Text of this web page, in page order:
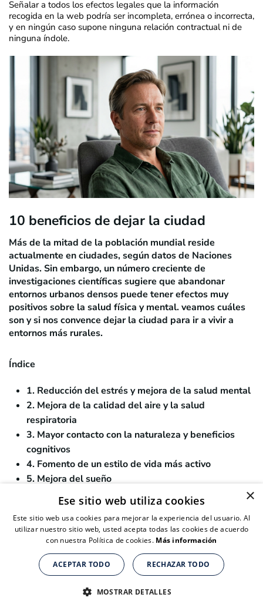
Suplementos nutricionales para personas de + de 40 años
CLICK AQUÍ PARA COMPRAR
Suplementos nutricionales para personas de + de 40 años
CLICK AQUÍ PARA COMPRAR
Señalar a todos los efectos legales que la información
recogida en la web podría ser incompleta, errónea o incorrecta,
y en ningún caso supone ninguna relación contractual ni de
ninguna índole.
10 beneficios de dejar la ciudad
Más de la mitad de la población mundial reside
actualmente en ciudades, según datos de Naciones
Unidas. Sin embargo, un número creciente de
investigaciones científicas sugiere que abandonar
entornos urbanos densos puede tener efectos muy
positivos sobre la salud física y mental. veamos cuáles
son y si nos convence dejar la ciudad para ir a vivir a
entornos más rurales.
Índice
1. Reducción del estrés y mejora de la salud mental
2. Mejora de la calidad del aire y la salud
respiratoria
3. Mayor contacto con la naturaleza y beneficios
cognitivos
4. Fomento de un estilo de vida más activo
5. Mejora del sueño
6. Mayor sensación de comunidad y bienestar social
7. Reducción del coste de vida y mejora del
bienestar financiero
8. Impacto positivo en la salud infantil
9. Más creatividad y felicidad
10. Mejores relaciones personales
1. Reducción del estrés y mejora de la salud
Suplementos nutricionales para personas de + de 40 años
CLICK AQUÍ PARA COMPRAR
×
Ese sitio web utiliza cookies
Este sitio web usa cookies para mejorar la experiencia del usuario. Al
utilizar nuestro sitio web, usted acepta todas las cookies de acuerdo
con nuestra Política de cookies. Más información
ACEPTAR TODO RECHAZAR TODO
MOSTRAR DETALLES